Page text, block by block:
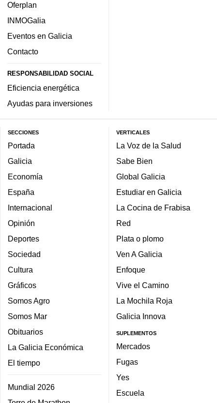
Oferplan
INMOGalia
Eventos en Galicia
Contacto
RESPONSABILIDAD SOCIAL
Eficiencia energética
Ayudas para inversiones
SECCIONES
Portada
Galicia
Economía
España
Internacional
Opinión
Deportes
Sociedad
Cultura
Gráficos
Somos Agro
Somos Mar
Obituarios
La Galicia Económica
El tiempo
Mundial 2026
VERTICALES
La Voz de la Salud
Sabe Bien
Global Galicia
Estudiar en Galicia
La Cocina de Frabisa
Red
Plata o plomo
Ven A Galicia
Enfoque
Vive el Camino
La Mochila Roja
Galicia Innova
SUPLEMENTOS
Mercados
Fugas
Yes
Escuela